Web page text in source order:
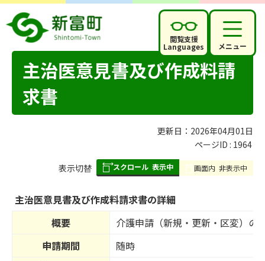
閲覧支援
Languages メニュー
主治医意見書及び作成料請
求書
更新日：2026年04月01日
ページID : 1964
表
み
の
表示切替 スクロール 表示中 画面内 非表示中
主治医意見書及び作成料請求書の詳細
概要
介護申請（新規・更新・区変）の
申請期間
随時